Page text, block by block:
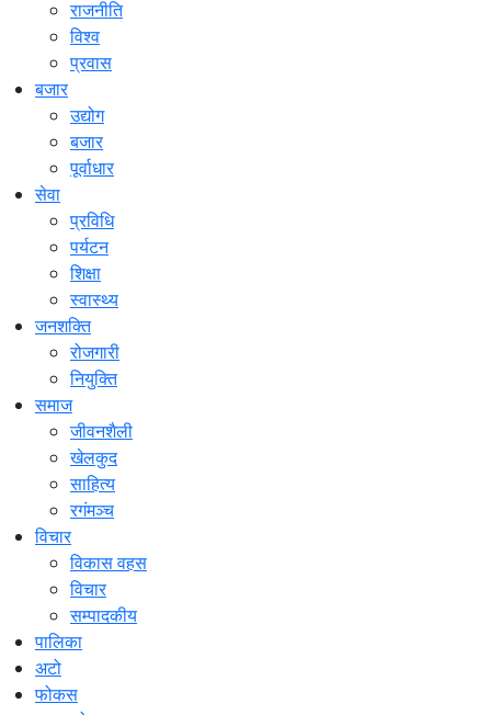
राजनीति
विश्व
प्रवास
बजार
उद्योग
बजार
पूर्वाधार
सेवा
प्रविधि
पर्यटन
शिक्षा
स्वास्थ्य
जनशक्ति
रोजगारी
नियुक्ति
समाज
जीवनशैली
खेलकुद
साहित्य
रगंमञ्च
विचार
विकास वहस
विचार
सम्पादकीय
पालिका
अटो
फोकस